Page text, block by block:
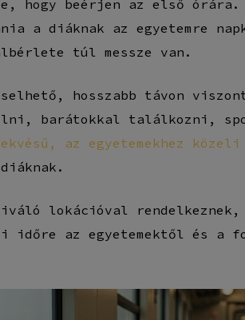
hogy beérjen az első órára.
a diáknak az egyetemre
túl messze van.
hosszabb távon
barátokkal találkozni,
az egyetemekhez
lokációval
időre az egyetemektől és a